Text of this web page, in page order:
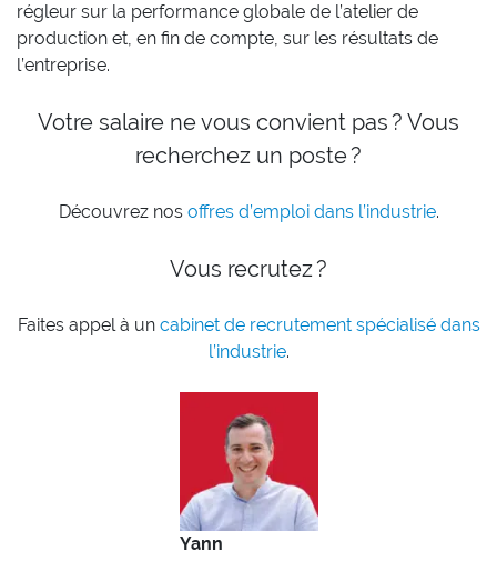
régleur sur la performance globale de l’atelier de
production et, en fin de compte, sur les résultats de
l’entreprise.
Votre salaire ne vous convient pas ? Vous
recherchez un poste ?
Découvrez nos offres d’emploi dans l’industrie.
Vous recrutez ?
Faites appel à un cabinet de recrutement spécialisé dans
l’industrie.
Yann